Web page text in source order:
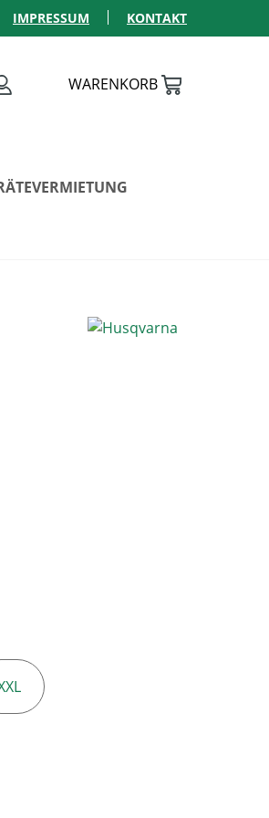
IMPRESSUM KONTAKT
WARENKORB